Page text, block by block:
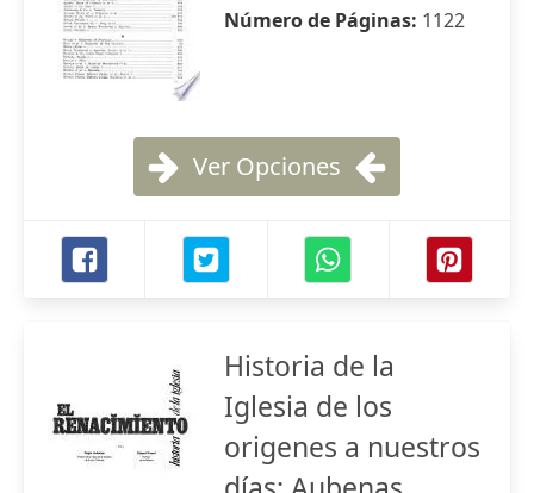
Número de Páginas: 1122
Ver Opciones
Historia de la
Iglesia de los
origenes a nuestros